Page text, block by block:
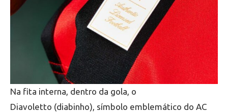
Na fita interna, dentro da gola, o
Diavoletto (diabinho), símbolo emblemático do AC